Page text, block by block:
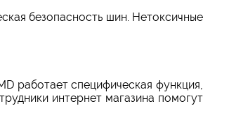
безопасность шин. Нетоксичные
работает специфическая функция,
интернет магазина помогут